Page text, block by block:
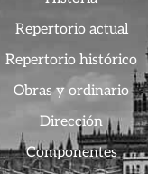
Repertorio actual
Repertorio histórico
Obras y ordinario
Dirección
Componentes